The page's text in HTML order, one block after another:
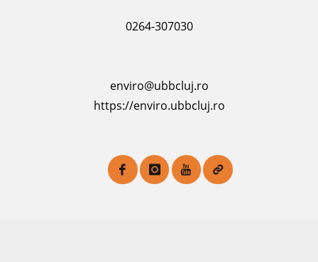
0264-307030
enviro@ubbcluj.ro
https://enviro.ubbcluj.ro